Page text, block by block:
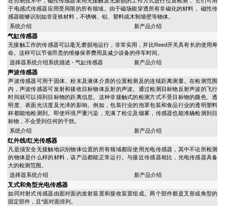
于电感式传感器应用受局限的所有领域。由于磁场能穿透所有非磁化的材料， 磁性传
感器能够识别如非亚铁材料，不锈钢、铝、塑料或木制墙壁等物体。
系统介绍
新产品介绍
气缸传感器
无接触工作的传感器可以毫无磨损地运行，非常实用，并比Reed开关具有长的使用寿
命。这样可以节省昂贵的维修保养费用及减少设备的停车时间。
选择器系统介绍系统描述 - 气缸传感器
新产品介绍
声波传感器
声波传感器可用于固体、粉末及液体介质的位置检测及的连续距离测量。在检测范围
内，声波传感器可发射和接收目标物体反射的声波。通过检测目标物反射声波的飞行
时间就可以得到目标物的距离信息。这种非接触式的检测方式不受目标物的颜色、透
明度、表面光洁度及光泽的影响。例如，包装行业的泡罩包装和食品行业的透明塑料
杯都能地检测到。即使环境严重污染，充满了粉尘及烟雾，传感器也能准确检测到目
标物，不会受到任何的干扰。
系统介绍
新产品介绍
红外线/红光传感器
凡是须安全无接触地识别物体位置的所有领域都应使用光电传感器，其中不论所检测
的物体是什么样的材料，该产品都能正常运行。与接近传感器相比，光电传感器具备
大的检测范围。
选择器系统介绍
新产品介绍
叉式和角型光电传感器
如同对射式传感器由面对面的发射装置和接收装置组成。两个部件都是叉形或角型的
固定部件，且*面对面排列。